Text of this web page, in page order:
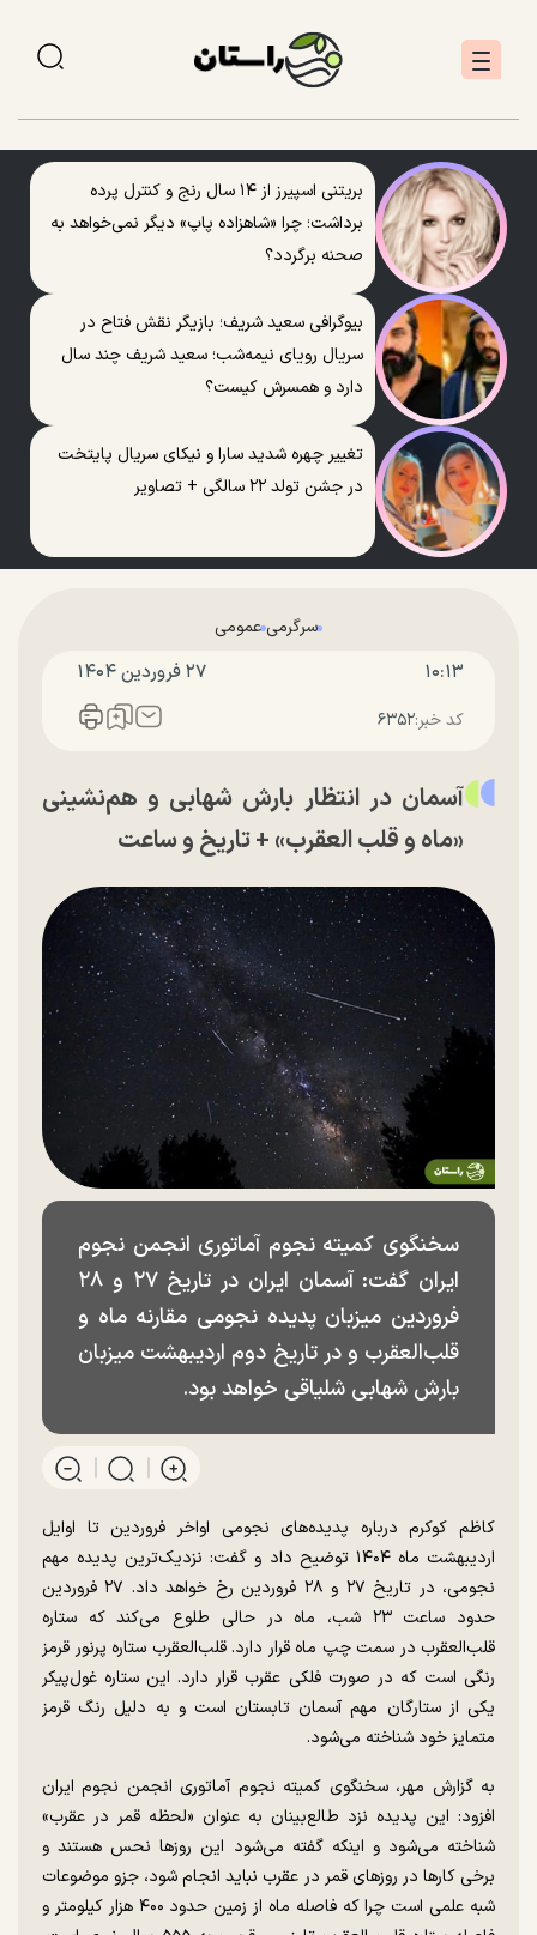
بریتنی اسپیرز از ۱۴ سال رنج و کنترل پرده
برداشت؛ چرا «شاهزاده پاپ» دیگر نمی‌خواهد به
صحنه برگردد؟
بیوگرافی سعید شریف؛ بازیگر نقش فتاح در
سریال رویای نیمه‌شب؛ سعید شریف چند سال
دارد و همسرش کیست؟
تغییر چهره شدید سارا و نیکای سریال پایتخت
در جشن تولد ۲۲ سالگی + تصاویر
سرگرمی عمومی
۱۰:۱۳ ۲۷ فروردين ۱۴۰۴
کد خبر:۶۳۵۲
آسمان در انتظار بارش شهابی و هم‌نشینی
«ماه و قلب العقرب» + تاریخ و ساعت
سخنگوی کمیته نجوم آماتوری انجمن نجوم
ایران گفت: آسمان ایران در تاریخ ۲۷ و ۲۸
فروردین میزبان پدیده نجومی مقارنه ماه و
قلب‌العقرب و در تاریخ دوم اردیبهشت میزبان
بارش شهابی شلیاقی خواهد بود.
کاظم کوکرم درباره پدیده‌های نجومی اواخر فروردین تا اوایل
اردیبهشت ماه ۱۴۰۴ توضیح داد و گفت: نزدیک‌ترین پدیده مهم
نجومی، در تاریخ ۲۷ و ۲۸ فروردین رخ خواهد داد. ۲۷ فروردین
حدود ساعت ۲۳ شب، ماه در حالی طلوع می‌کند که ستاره
قلب‌العقرب در سمت چپ ماه قرار دارد. قلب‌العقرب ستاره پرنور قرمز
رنگی است که در صورت فلکی عقرب قرار دارد. این ستاره غول‌پیکر
یکی از ستارگان مهم آسمان تابستان است و به دلیل رنگ قرمز
متمایز خود شناخته می‌شود.
به گزارش مهر، سخنگوی کمیته نجوم آماتوری انجمن نجوم ایران
افزود: این پدیده نزد طالع‌بینان به عنوان «لحظه قمر در عقرب»
شناخته می‌شود و اینکه گفته می‌شود این روز‌ها نحس هستند و
برخی کار‌ها در روز‌های قمر در عقرب نباید انجام شود، جزو موضوعات
شبه علمی است چرا که فاصله ماه از زمین حدود ۴۰۰ هزار کیلومتر و